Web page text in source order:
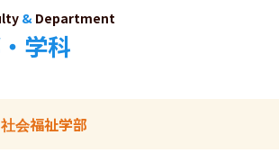
& Department
学科
社会福祉学部